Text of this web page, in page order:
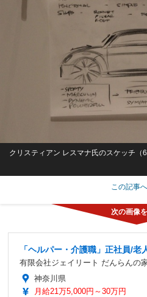
クリスティアン レスマナ氏のスケッチ（
この記事
「ヘルパー・介護職」正社員/
有限会社ジェイリート だんらんの
神奈川県
月給21万5,000円～30万円